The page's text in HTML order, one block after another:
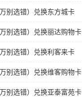
别选错）兑换东方城卡
别选错）兑换丽达购物卡
别选错）兑换利客来卡
别选错）兑换维客购物卡
别选错）兑换亚泰富苑卡